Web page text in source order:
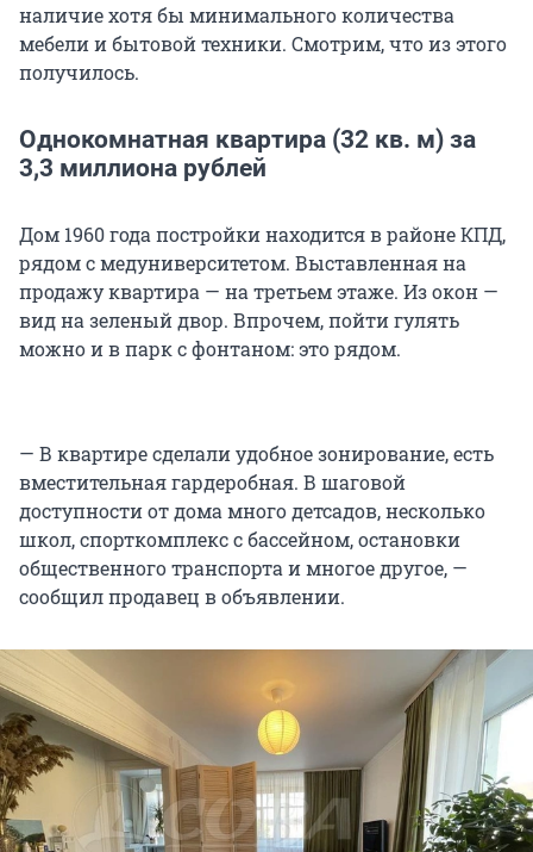
наличие хотя бы минимального количества
мебели и бытовой техники. Смотрим, что из этого
получилось.
Однокомнатная квартира (32 кв. м) за
3,3 миллиона рублей
Дом 1960 года постройки находится в районе КПД,
рядом с медуниверситетом. Выставленная на
продажу квартира — на третьем этаже. Из окон —
вид на зеленый двор. Впрочем, пойти гулять
можно и в парк с фонтаном: это рядом.
— В квартире сделали удобное зонирование, есть
вместительная гардеробная. В шаговой
доступности от дома много детсадов, несколько
школ, спорткомплекс с бассейном, остановки
общественного транспорта и многое другое, —
сообщил продавец в объявлении.